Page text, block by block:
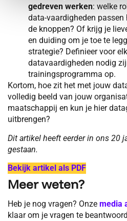
gedreven werken: welke
data-vaardigheden
de knoppen? Of krijg je
en duiding om je toe te
strategie? Definieer voor
datavaardigheden nodig
trainingsprogramma op.
Kortom, hoe zit het met jouw
volledig beeld van jouw
maatschappij en kun je hier
uitbrengen?
Dit artikel heeft eerder in ons 20
gestaan.
Bekijk artikel als PDF
Meer weten?
Heb je nog vragen? Onze media
klaar om je vragen te